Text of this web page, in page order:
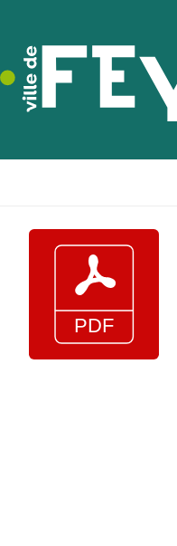
navigation
principale
contenu
principal
pied
de
page